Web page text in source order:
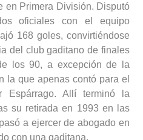
en Primera División. Disputó
oficiales con el equipo
168 goles, convirtiéndose
del club gaditano de finales
los 90, a excepción de la
la que apenas contó para el
Espárrago. Allí terminó la
su retirada en 1993 en las
a ejercer de abogado en
con una gaditana.